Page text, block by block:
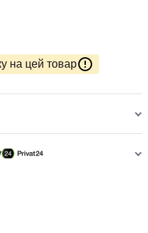
на цей товар